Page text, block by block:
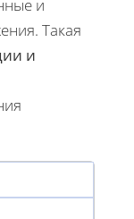
и
Такая
и